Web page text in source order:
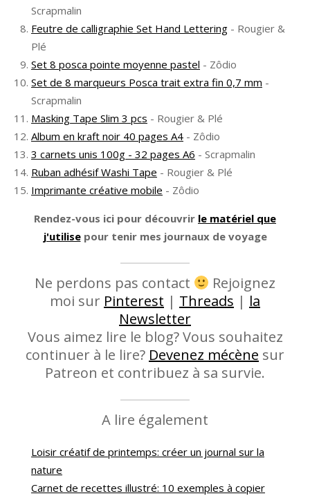
Scrapmalin
Feutre de calligraphie Set Hand Lettering - Rougier &
Plé
Set 8 posca pointe moyenne pastel - Zôdio
Set de 8 marqueurs Posca trait extra fin 0,7 mm -
Scrapmalin
Masking Tape Slim 3 pcs - Rougier & Plé
Album en kraft noir 40 pages A4 - Zôdio
3 carnets unis 100g - 32 pages A6 - Scrapmalin
Ruban adhésif Washi Tape - Rougier & Plé
Imprimante créative mobile - Zôdio
Rendez-vous ici pour découvrir le matériel que
j'utilisepour tenir mes journaux de voyage
Ne perdons pas contact
Rejoignez
moi sur Pinterest | Threads | la
Newsletter
Vous aimez lire le blog? Vous souhaitez
continuer à le lire? Devenez mécène sur
Patreon et contribuez à sa survie.
A lire également
Loisir créatif de printemps: créer un journal sur la
nature
Carnet de recettes illustré: 10 exemples à copier